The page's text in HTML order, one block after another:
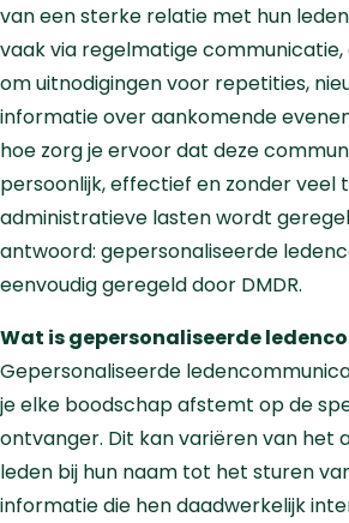
van een sterke relatie met hun
vaak via regelmatige
om uitnodigingen voor repetities,
informatie over aankomende
hoe zorg je ervoor dat deze
persoonlijk, effectief en zonder veel
administratieve lasten wordt
antwoord: gepersonaliseerde
eenvoudig geregeld door DMDR.
Wat is gepersonaliseerde
Gepersonaliseerde
je elke boodschap afstemt op de
ontvanger. Dit kan variëren van het
leden bij hun naam tot het sturen
informatie die hen daadwerkelijk